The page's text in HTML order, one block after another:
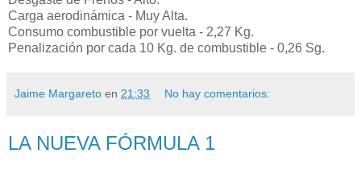
Carga aerodinámica - Muy Alta.
Consumo combustible por vuelta - 2,27 Kg.
Penalización por cada 10 Kg. de combustible - 0,26 Sg.
Jaime Margareto en 21:33 No hay comentarios:
LA NUEVA FÓRMULA 1